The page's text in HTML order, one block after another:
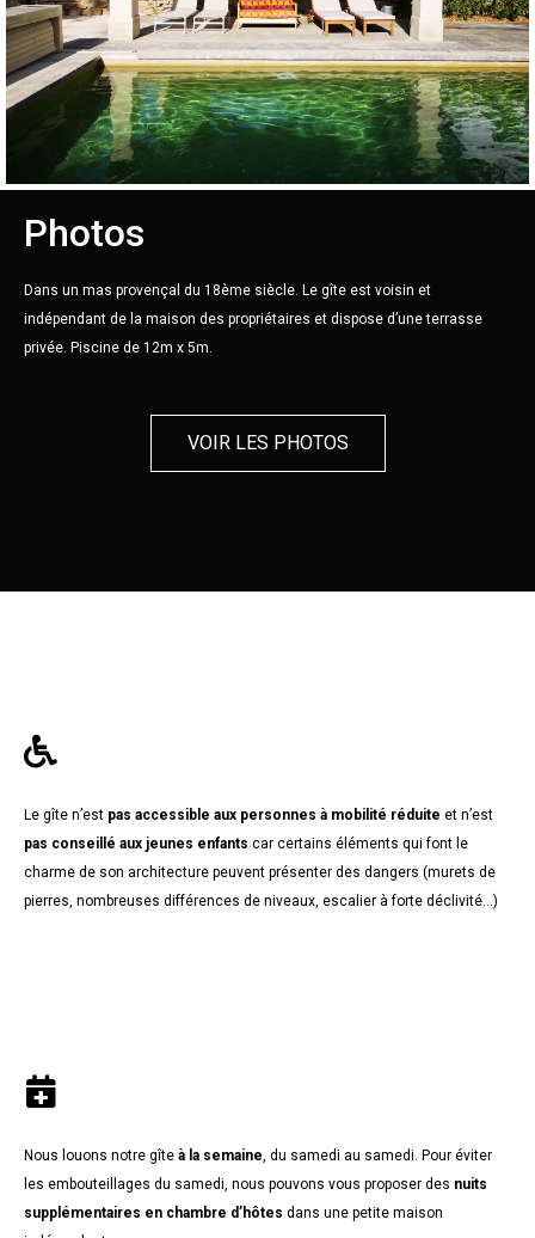
Photos
Dans un mas provençal du 18ème siècle. Le gîte est voisin et
indépendant de la maison des propriétaires et dispose d’une terrasse
privée. Piscine de 12m x 5m.
VOIR LES PHOTOS
Le gîte n’est pas accessible aux personnes à mobilité réduite et n’est
pas conseillé aux jeunes enfants car certains éléments qui font le
charme de son architecture peuvent présenter des dangers (murets de
pierres, nombreuses différences de niveaux, escalier à forte déclivité…)
Nous louons notre gîte à la semaine , du samedi au samedi. Pour éviter
les embouteillages du samedi, nous pouvons vous proposer des nuits
supplémentaires en chambre d’hôtes dans une petite maison